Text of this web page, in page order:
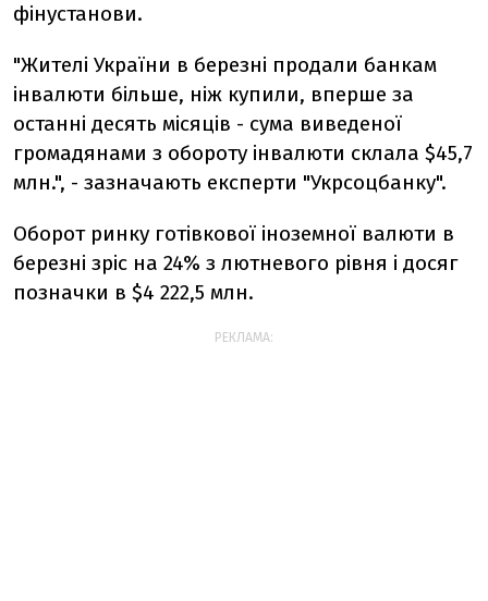
фінустанови.
"Жителі України в березні продали банкам
інвалюти більше, ніж купили, вперше за
останні десять місяців - сума виведеної
громадянами з обороту інвалюти склала $45,7
млн.", - зазначають експерти "Укрсоцбанку".
Оборот ринку готівкової іноземної валюти в
березні зріс на 24% з лютневого рівня і досяг
позначки в $4 222,5 млн.
РЕКЛАМА: